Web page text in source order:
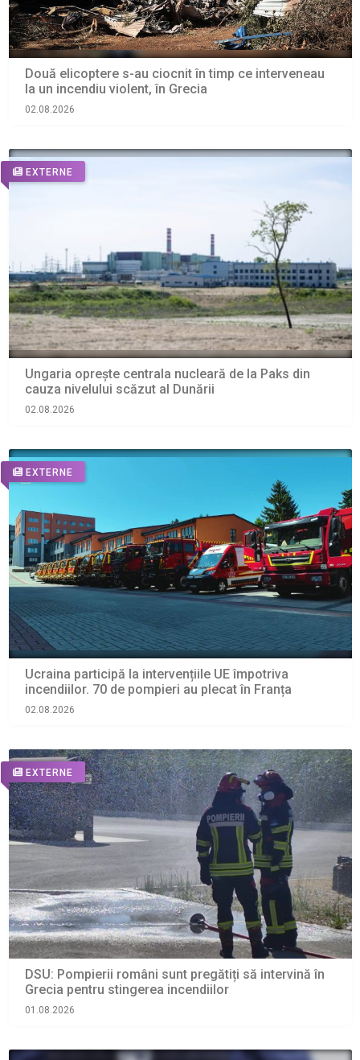
Două elicoptere s-au ciocnit în timp ce interveneau
la un incendiu violent, în Grecia
02.08.2026
EXTERNE
Ungaria oprește centrala nucleară de la Paks din
cauza nivelului scăzut al Dunării
02.08.2026
EXTERNE
Ucraina participă la intervențiile UE împotriva
incendiilor. 70 de pompieri au plecat în Franța
02.08.2026
EXTERNE
DSU: Pompierii români sunt pregătiți să intervină în
Grecia pentru stingerea incendiilor
01.08.2026